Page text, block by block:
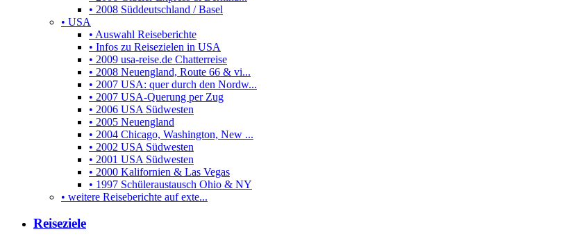
• 2008 Süddeutschland / Basel
• USA
• Auswahl Reiseberichte
• Infos zu Reisezielen in USA
• 2009 usa-reise.de Chatterreise
• 2008 Neuengland, Route 66 & vi...
• 2007 USA: quer durch den Nordw...
• 2007 USA-Querung per Zug
• 2006 USA Südwesten
• 2005 Neuengland
• 2004 Chicago, Washington, New ...
• 2002 USA Südwesten
• 2001 USA Südwesten
• 2000 Kalifornien & Las Vegas
• 1997 Schüleraustausch Ohio & NY
• weitere Reiseberichte auf exte...
Reiseziele